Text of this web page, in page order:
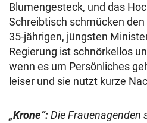
Blumengesteck, und das
Schreibtisch schmücken
35-jährigen, jüngsten
Regierung ist schnörkellos
wenn es um Persönliches
leiser und sie nutzt kurze
„Krone“:Die Frauenagenden